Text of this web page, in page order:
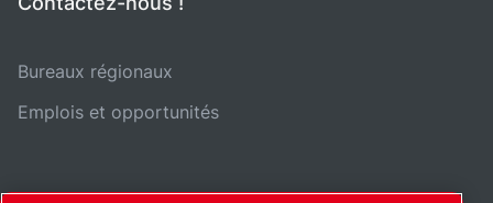
Bureaux régionaux
Emplois et opportunités